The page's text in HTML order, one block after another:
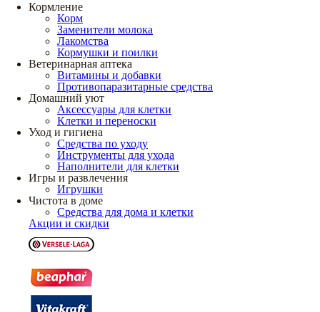
Кормление
Корм
Заменители молока
Лакомства
Кормушки и поилки
Ветеринарная аптека
Витамины и добавки
Противопаразитарные средства
Домашний уют
Аксессуары для клетки
Клетки и переноски
Уход и гигиена
Средства по уходу
Инструменты для ухода
Наполнители для клетки
Игры и развлечения
Игрушки
Чистота в доме
Средства для дома и клетки
Акции и скидки